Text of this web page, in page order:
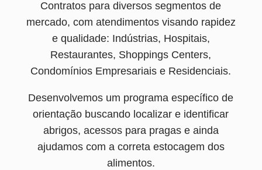
Contratos para diversos segmentos de
mercado, com atendimentos visando rapidez
e qualidade: Indústrias, Hospitais,
Restaurantes, Shoppings Centers,
Condomínios Empresariais e Residenciais.
Desenvolvemos um programa específico de
orientação buscando localizar e identificar
abrigos, acessos para pragas e ainda
ajudamos com a correta estocagem dos
alimentos.